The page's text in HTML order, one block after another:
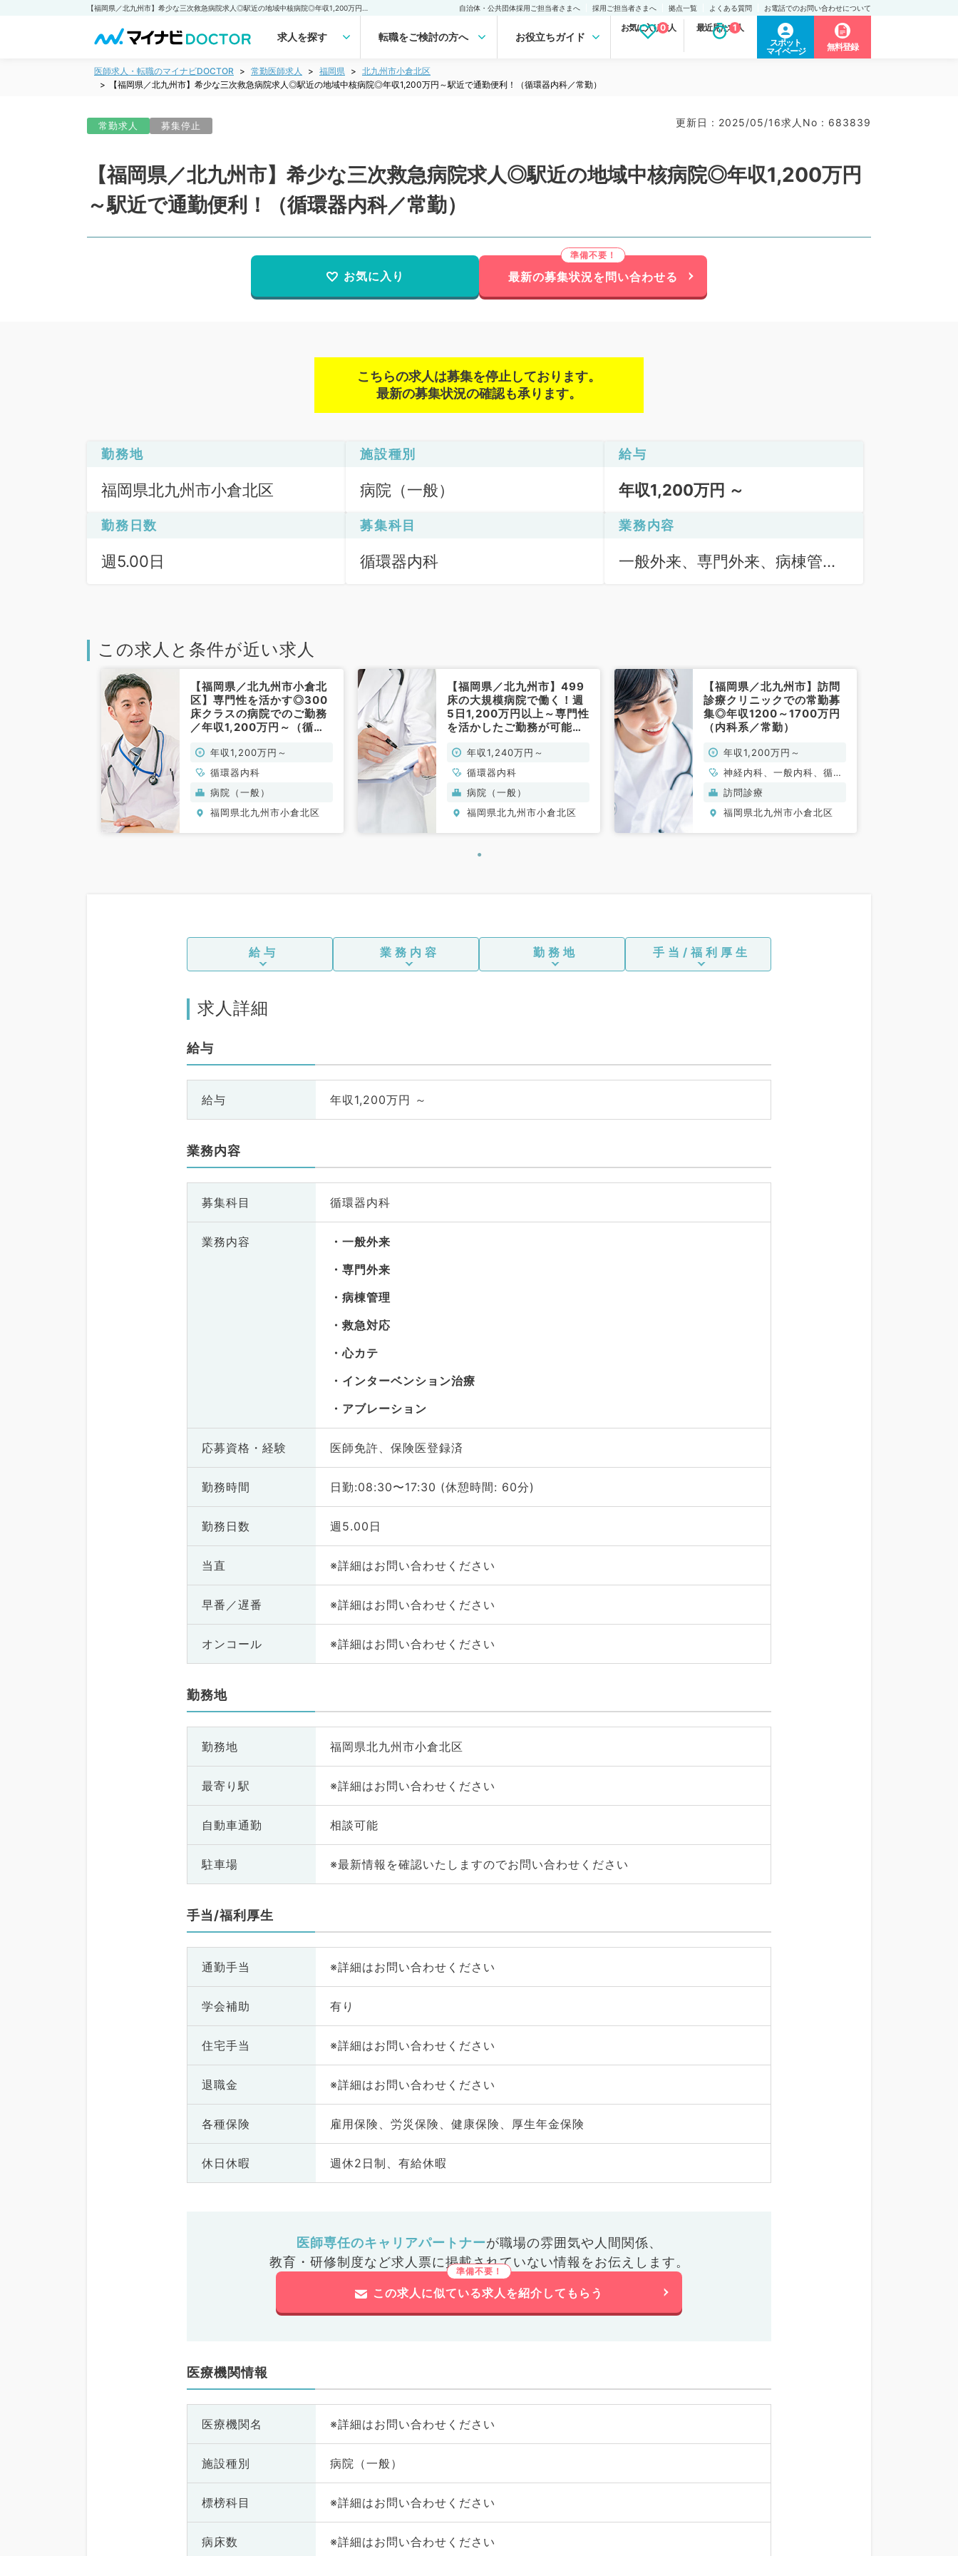
自治体・公共団体採用ご担当者さまへ 採用ご担当者さまへ 拠点一覧 よくある質問 お電話でのお問い合わせについて
求人を探す 転職をご検討の方へ お役立ちガイド
お気に入り求人
0 最近見た求人
1
スポット
マイページ
無料登録
医師求人・転職のマイナビDOCTOR 常勤医師求人 福岡県
北九州市小倉北区
【福岡県／北九州市】希少な三次救急病院求人◎駅近の地域中核病院◎年収1,200万円～駅近で通勤便利！（循環器内科／常勤）
常勤求人 募集停止 更新日 : 2025/05/16求人No : 683839
【福岡県／北九州市】希少な三次救急病院求人◎駅近の地域中核病院◎年収1,200万円
～駅近で通勤便利！（循環器内科／常勤）
お気に入り 最新の募集状況を問い合わせる
こちらの求人は募集を停止しております。
最新の募集状況の確認も承ります。
勤務地
福岡県北九州市小倉北区
施設種別
病院（一般）
給与
年収1,200万円 ～
勤務日数
週5.00日
募集科目
循環器内科
業務内容
一般外来、専門外来、病棟管
この求人と条件が近い求人
【福岡県／北九州市小倉北
区】専門性を活かす◎300
床クラスの病院でのご勤務
／年収1,200万円～（循環
年収1,200万円～
循環器内科
病院（一般）
福岡県北九州市小倉北区
【福岡県／北九州市】499
床の大規模病院で働く！週
5日1,200万円以上～専門性
を活かしたご勤務が可能で
年収1,240万円～
循環器内科
病院（一般）
福岡県北九州市小倉北区
【福岡県／北九州市】訪問
診療クリニックでの常勤募
集◎年収1200～1700万円
（内科系／常勤）
年収1,200万円～
神経内科、一般内科、循環
器内科、消化器内科、老年
内科
訪問診療
福岡県北九州市小倉北区
給与 業務内容 勤務地 手当/福利厚生
求人詳細
給与
給与 年収1,200万円 ～
業務内容
募集科目 循環器内科
業務内容
一般外来
専門外来
病棟管理
救急対応
心カテ
インターベンション治療
アブレーション
応募資格・ 経験 医師免許、保険医登録済
勤務時間 日勤:08:30〜17:30 (休憩時間: 60分)
勤務日数 週5.00日
当直 ※詳細はお問い合わせください
早番／遅番 ※詳細はお問い合わせください
オンコール ※詳細はお問い合わせください
勤務地
勤務地 福岡県北九州市小倉北区
最寄り駅 ※詳細はお問い合わせください
自動車通勤 相談可能
駐車場 ※最新情報を確認いたしますのでお問い合わせください
手当/福利厚生
通勤手当 ※詳細はお問い合わせください
学会補助 有り
住宅手当 ※詳細はお問い合わせください
退職金 ※詳細はお問い合わせください
各種保険 雇用保険、労災保険、健康保険、厚生年金保険
休日休暇 週休2日制、有給休暇
医師専任のキャリアパートナーが職場の雰囲気や人間関係、
教育・研修制度など求人票に掲載されていない情報をお伝えします。
この求人に似ている求人を紹介してもらう
医療機関情報
医療機関名 ※詳細はお問い合わせください
施設種別 病院（一般）
標榜科目 ※詳細はお問い合わせください
病床数 ※詳細はお問い合わせください